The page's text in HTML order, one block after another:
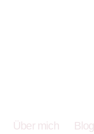
Über mich Blog